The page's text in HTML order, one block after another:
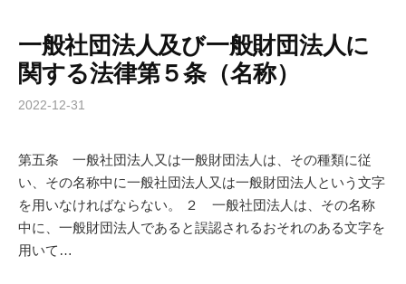
一般社団法人及び一般財団法人に
関する法律第５条（名称）
2022-12-31
第五条 一般社団法人又は一般財団法人は、その種類に従
い、その名称中に一般社団法人又は一般財団法人という文字
を用いなければならない。 ２ 一般社団法人は、その名称
中に、一般財団法人であると誤認されるおそれのある文字を
用いて…